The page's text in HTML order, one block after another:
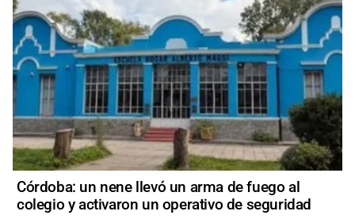
Córdoba: un nene llevó un arma de fuego al
colegio y activaron un operativo de seguridad